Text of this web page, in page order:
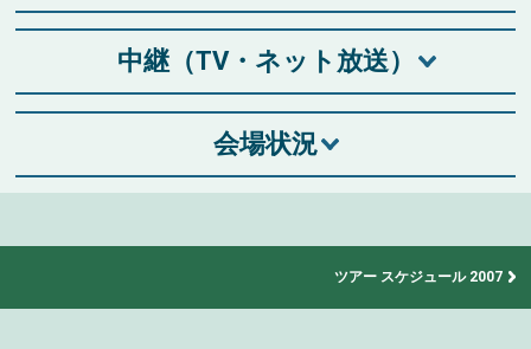
中継（TV・ネット放送）
会場状況
ツアー スケジュール 2007